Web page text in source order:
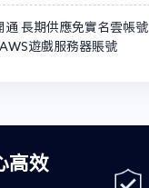
通 長期供應免實名雲帳號
遊戲服務器賬號
高效